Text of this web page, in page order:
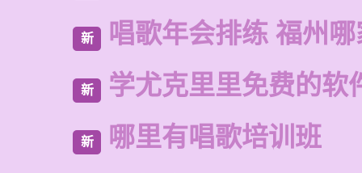
新 唱歌年会排练 福州
新 学尤克里里免费的软
新 哪里有唱歌培训班